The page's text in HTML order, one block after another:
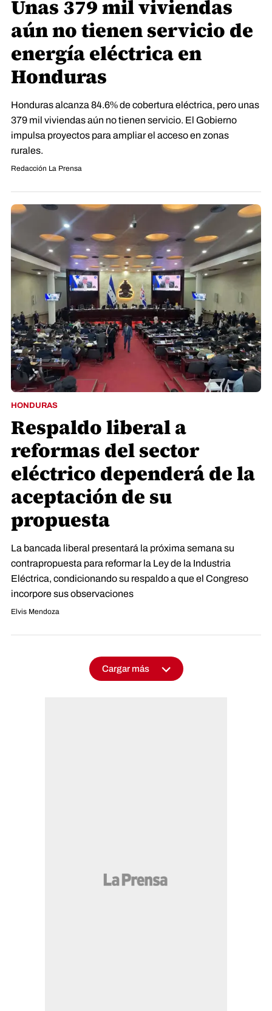
Unas 379 mil viviendas
aún no tienen servicio de
energía eléctrica en
Honduras
Honduras alcanza 84.6% de cobertura eléctrica, pero unas
379 mil viviendas aún no tienen servicio. El Gobierno
impulsa proyectos para ampliar el acceso en zonas
rurales.
Redacción La Prensa
HONDURAS
Respaldo liberal a
reformas del sector
eléctrico dependerá de la
aceptación de su
propuesta
La bancada liberal presentará la próxima semana su
contrapropuesta para reformar la Ley de la Industria
Eléctrica, condicionando su respaldo a que el Congreso
incorpore sus observaciones
Elvis Mendoza
Cargar más